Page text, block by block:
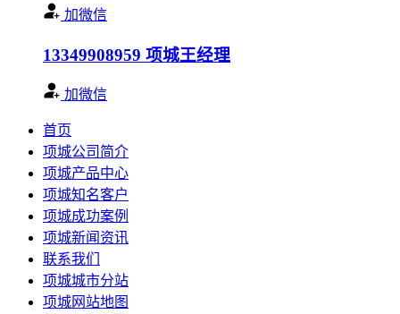
加微信
13349908959 项城王经理
加微信
首页
项城公司简介
项城产品中心
项城知名客户
项城成功案例
项城新闻资讯
联系我们
项城城市分站
项城网站地图